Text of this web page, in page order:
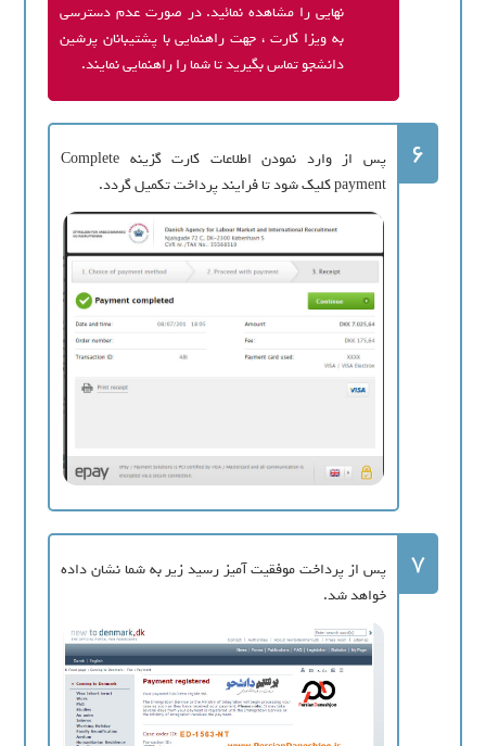
نهایی را مشاهده نمائید. در صورت عدم دسترسی
به ویزا کارت ، جهت راهنمایی با پشتیبانان پرشین
دانشجو تماس بگیرید تا شما را راهنمایی نمایند.
6
پس از وارد نمودن اطلاعات کارت گزینه Complete
payment کلیک شود تا فرایند پرداخت تکمیل گردد.
7
پس از پرداخت موفقیت آمیز رسید زیر به شما نشان داده
خواهد شد.